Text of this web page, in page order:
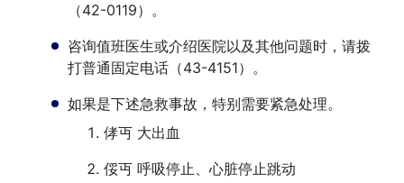
（42-0119）。
咨询值班医生或介绍医院以及其他问题时，请拨
打普通固定电话（43-4151）。
如果是下述急救事故，特别需要紧急处理。
侾丏 大出血
俀丏 呼吸停止、心脏停止跳动